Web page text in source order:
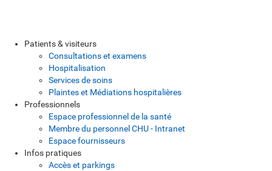
Patients & visiteurs
Consultations et examens
Hospitalisation
Services de soins
Plaintes et Médiations hospitalières
Professionnels
Espace professionnel de la santé
Membre du personnel CHU - Intranet
Espace fournisseurs
Infos pratiques
Accès et parkings